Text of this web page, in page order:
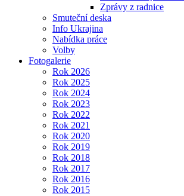
Zprávy z radnice
Smuteční deska
Info Ukrajina
Nabídka práce
Volby
Fotogalerie
Rok 2026
Rok 2025
Rok 2024
Rok 2023
Rok 2022
Rok 2021
Rok 2020
Rok 2019
Rok 2018
Rok 2017
Rok 2016
Rok 2015